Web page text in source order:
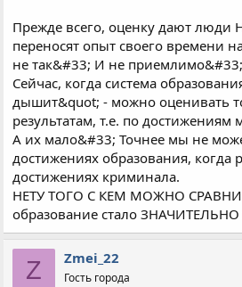
Прежде всего, оценку дают люди
переносят опыт своего времени
не так&#33; И не приемлимо&#33;
Сейчас, когда система
дышит&quot; - можно оценивать
результатам, т.е. по достижениям
А их мало&#33; Точнее мы не
достижениях образования, когда
достижениях криминала.
НЕТУ ТОГО С КЕМ МОЖНО
образование стало
Z Zmei_22
Гость города